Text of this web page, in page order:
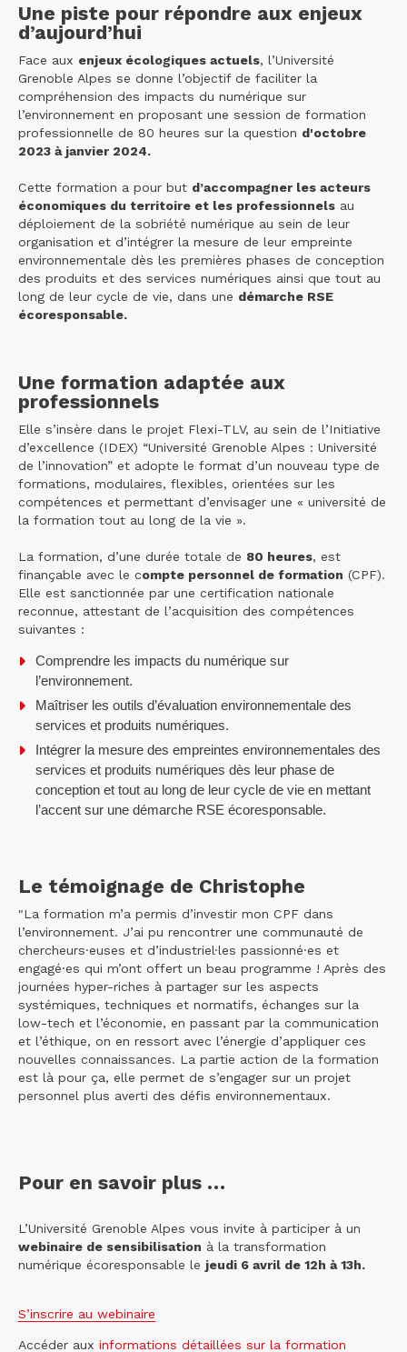
Une piste pour répondre aux enjeux
d’aujourd’hui
Face aux enjeux écologiques actuels, l’Université
Grenoble Alpes se donne l’objectif de faciliter la
compréhension des impacts du numérique sur
l’environnement en proposant une session de formation
professionnelle de 80 heures sur la question d'octobre
2023 à janvier 2024.
Cette formation a pour but d’accompagner les acteurs
économiques du territoire et les professionnels au
déploiement de la sobriété numérique au sein de leur
organisation et d’intégrer la mesure de leur empreinte
environnementale dès les premières phases de conception
des produits et des services numériques ainsi que tout au
long de leur cycle de vie, dans une démarche RSE
écoresponsable.
Une formation adaptée aux
professionnels
Elle s’insère dans le projet Flexi-TLV, au sein de l’Initiative
d’excellence (IDEX) “Université Grenoble Alpes : Université
de l’innovation” et adopte le format d’un nouveau type de
formations, modulaires, flexibles, orientées sur les
compétences et permettant d’envisager une « université de
la formation tout au long de la vie ».
La formation, d’une durée totale de 80 heures, est
finançable avec le compte personnel de formation (CPF).
Elle est sanctionnée par une certification nationale
reconnue, attestant de l’acquisition des compétences
suivantes :
Comprendre les impacts du numérique sur
l’environnement.
Maîtriser les outils d’évaluation environnementale des
services et produits numériques.
Intégrer la mesure des empreintes environnementales des
services et produits numériques dès leur phase de
conception et tout au long de leur cycle de vie en mettant
l’accent sur une démarche RSE écoresponsable.
Le témoignage de Christophe
"La formation m’a permis d’investir mon CPF dans
l’environnement. J’ai pu rencontrer une communauté de
chercheurs·euses et d’industriel·les passionné·es et
engagé·es qui m’ont offert un beau programme ! Après des
journées hyper-riches à partager sur les aspects
systémiques, techniques et normatifs, échanges sur la
low-tech et l’économie, en passant par la communication
et l’éthique, on en ressort avec l’énergie d’appliquer ces
nouvelles connaissances. La partie action de la formation
est là pour ça, elle permet de s’engager sur un projet
personnel plus averti des défis environnementaux.
Pour en savoir plus …
L’Université Grenoble Alpes vous invite à participer à un
webinaire de sensibilisation à la transformation
numérique écoresponsable le jeudi 6 avril de 12h à 13h.
S’inscrire au webinaire
Accéder aux informations détaillées sur la formation